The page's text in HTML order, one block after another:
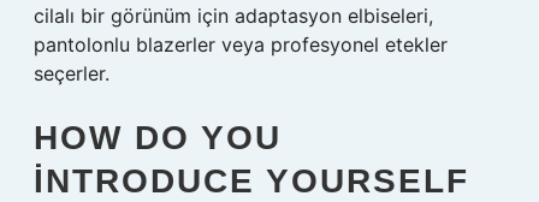
cilalı bir görünüm için adaptasyon elbiseleri,
pantolonlu blazerler veya profesyonel etekler
seçerler.
HOW DO YOU
INTRODUCE YOURSELF